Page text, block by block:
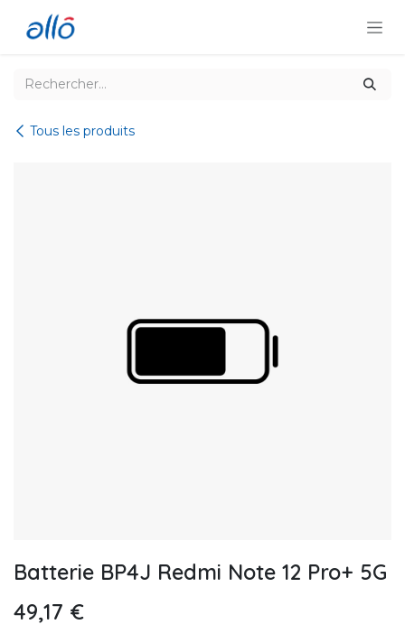
Tous les produits
Batterie BP4J Redmi Note 12 Pro+ 5G
49,17 €